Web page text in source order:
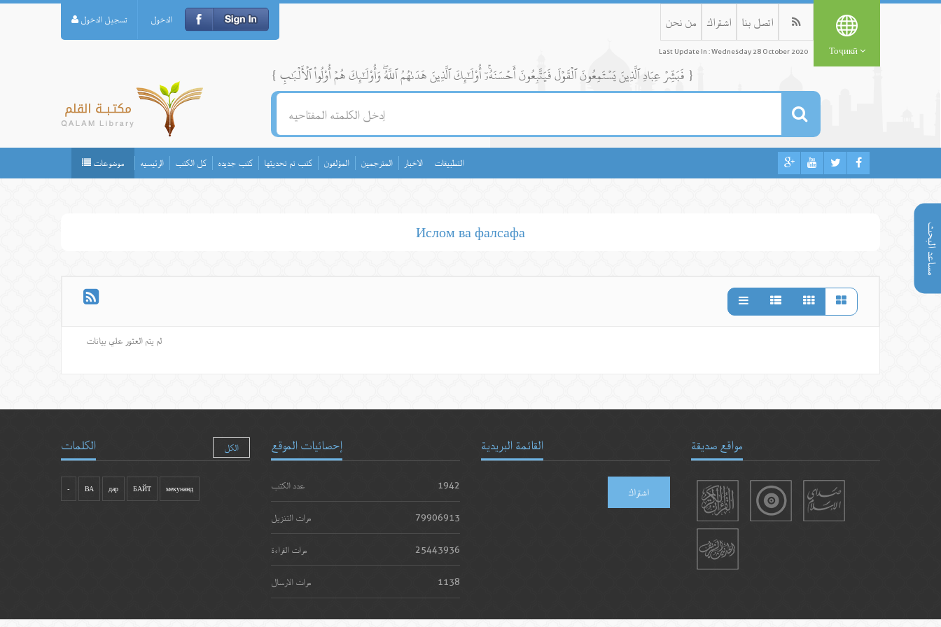
مساعد البحث
تسجيل الدخول الدخول من نحن اشتراك اتصل بنا
Last Update In : Wednesday 28 October 2020 Тоҷикӣ
{ فَبَشِّرۡ عِبَادِ ٱلَّذِينَ يَسۡتَمِعُونَ ٱلۡقَوۡلَ فَيَتَّبِعُونَ أَحۡسَنَهُۥٓۚ أُوْلَٰٓئِكَ ٱلَّذِينَ هَدَىٰهُمُ ٱللَّهُۖ وَأُوْلَٰٓئِكَ هُمۡ أُوْلُواْ ٱلۡأَلۡبَٰبِ }
موضوعات الرئيسيه كل الكتب كتب جديده كتب تم تحديثها المؤلفون المترجمين الاخبار التطبيقات
Ислом ва фалсафа
لم يتم العثور علي بيانات
الكلمات الكل
- ВА дар БАЙТ мекунанд
إحصائيات الموقع
عدد الكتب 1942
مرات التنزيل 79906913
مرات القراءة 25443936
مرات الارسال 1138
القائمة البريدية
اشتراك
مواقع صديقة